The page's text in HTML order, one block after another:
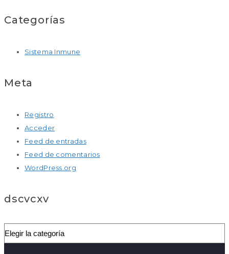
Categorías
Sistema Inmune
Meta
Registro
Acceder
Feed de entradas
Feed de comentarios
WordPress.org
dscvcxv
dscvcxv